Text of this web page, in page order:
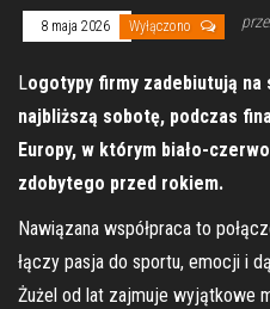
8 maja 2026 Wyłączono
Logotypy firmy zadebiutują
najbliższą sobotę, podczas
Europy, w którym biało-
zdobytego przed rokiem.
Nawiązana współpraca to
łączy pasja do sportu, emocji i
Żużel od lat zajmuje wyjątkowe